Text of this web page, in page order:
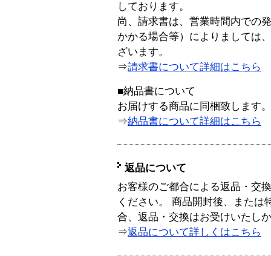
しております。
尚、請求書は、営業時間内での
かかる場合等）によりましては
ざいます。
⇒請求書について詳細はこちら
■納品書について
お届けする商品に同梱致します。
⇒納品書について詳細はこちら
返品について
お客様のご都合による返品・交
ください。 商品開封後、または
合、返品・交換はお受けいたし
⇒返品について詳しくはこちら